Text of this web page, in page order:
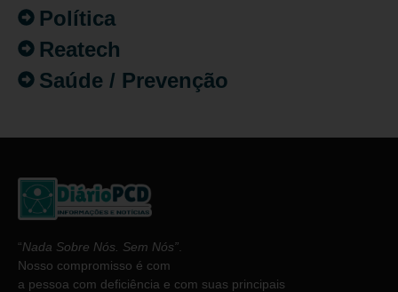
Política
Reatech
Saúde / Prevenção
“Nada Sobre Nós. Sem Nós”
Nosso compromisso é com
a pessoa com deficiência e com suas principais